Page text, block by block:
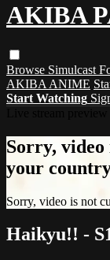
AKIBA
Browse Simulcast
AKIBA ANIME
Start Watching
Sorry,
your
Sorry, video is not
Haikyu!! -